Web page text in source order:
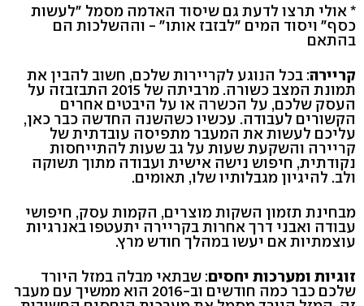
* אולי תרצו לדעת גם שיסוד האדמה מסמל "לעשות
כסף" ויסוד המים "לבזבז אותו" - וההשלכות הם
בהתאם
קריירה: בכל הנוגע לקריירות שלכם, חשוב להבין את
תמונת המצב כשורה. מרביתה של 2015 התבזבזה על
העסק שלכם, על הכשרה או על היבטים אחרים
הקשורים לעבודה. עכשיו כשהשנה החדשה כבר כאן,
עליכם לעשות את המעבר מתפיסה עובדתית של
קריירה והשקעת שעות על גב שעות להתייחסות
נקודתית, חיפוש נישה אישית ועבודה מתוך תשוקה
ולב. להיגיון מגבלותיו שלו, תאומים.
מבחינת תזמון השקות מוצרים, הקמות עסק, חיפושי
עבודה ואבני דרך אחרות בקריירה יתעטפו באנרגיות
עוצמתיות אם יעשו במהלך חודש מרץ.
זוגיות ומערכות יחסים: שבתאי מבלה במזל היורד
שלכם כבר כמה חודשים וב-2016 הוא ממשיך עם מעבר